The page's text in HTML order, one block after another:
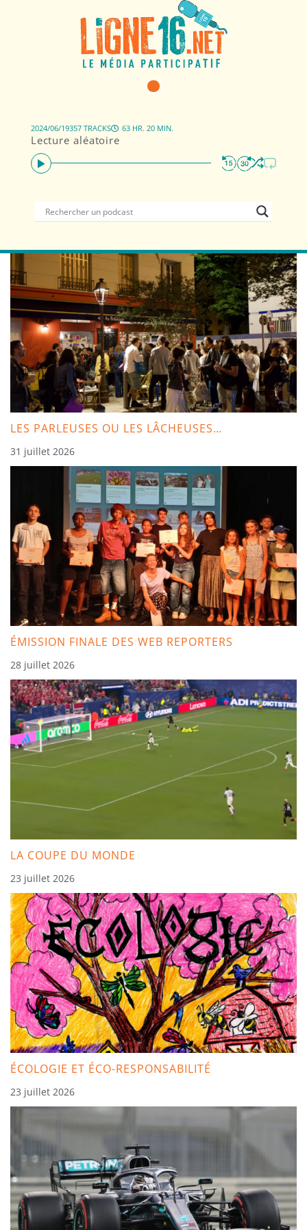
Lecture aléatoire
2024/06/19357 TRACKS 63 HR. 20 MIN.
LES PARLEUSES OU LES LÂCHEUSES…
31 juillet 2026
ÉMISSION FINALE DES WEB REPORTERS
28 juillet 2026
LA COUPE DU MONDE
23 juillet 2026
ÉCOLOGIE ET ÉCO-RESPONSABILITÉ
23 juillet 2026